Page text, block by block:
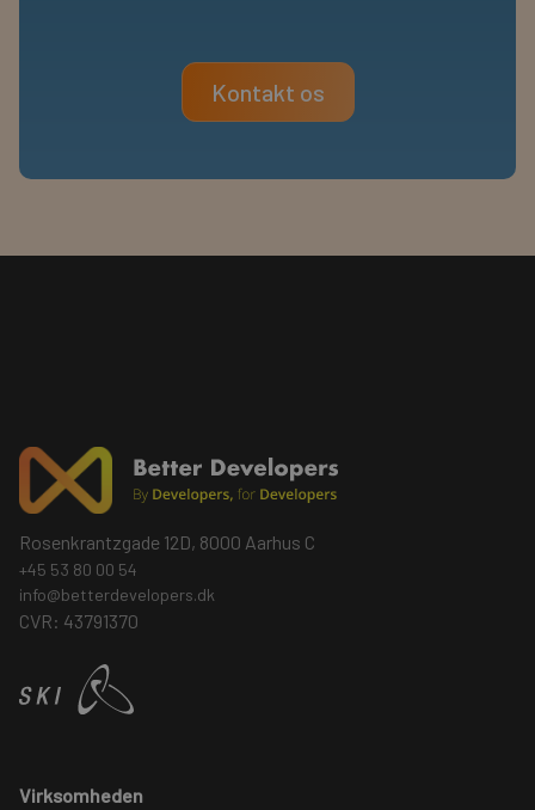
Kontakt os
Rosenkrantzgade 12D, 8000 Aarhus C
+45 53 80 00 54
info@betterdevelopers.dk
CVR: 43791370
Virksomheden